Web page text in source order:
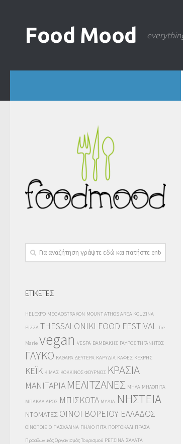
Food Mood
ΕΤΙΚΕΤΕΣ
HELEXPO MEGAOSTRAKON MOUNT ATHOS AREA KOUZINA
PIZZA THESSALONIKI FOOD FESTIVAL Tre
Marie vegan VESPA ΒΑΜΒΑΚΗΣ ΓΑΥΡΟΣ ΤΗΓΑΝΗΤΟΣ
ΓΛΥΚΟ ΚΑΘΑΡΑ ΔΕΥΤΕΡΑ ΚΑΡΥΔΙΑ ΚΑΦΕΣ ΚΕΧΡΗΣ
ΚΕΪΚ ΚΙΜΑΣ ΚΟΚΚΙΝΟΣ ΦΟΥΡΝΟΣ ΚΡΑΣΙΑ
ΜΑΝΙΤΑΡΙΑ ΜΕΛΙΤΖΑΝΕΣ ΜΗΛΑ ΜΗΛΟΠΙΤΑ
ΜΠΑΚΑΛΙΑΡΟΣ ΜΠΙΣΚΟΤΑ ΜΥΔΙΑ ΝΗΣΤΕΙΑ
ΝΤΟΜΑΤΕΣ ΟΙΝΟΙ ΒΟΡΕΙΟΥ ΕΛΛΑΔΟΣ
ΟΙΝΟΠΟΙΕΙΟ ΠΑΣΧΑΛΙΝΑ ΠΗΛΙΟ ΠΙΤΑ ΠΟΡΤΟΚΑΛΙ ΠΡΑΣΑ
Προαθωνικός Οργανισμός Τουρισμού ΡΕΤΣΙΝΑ ΣΑΛΑΤΑ